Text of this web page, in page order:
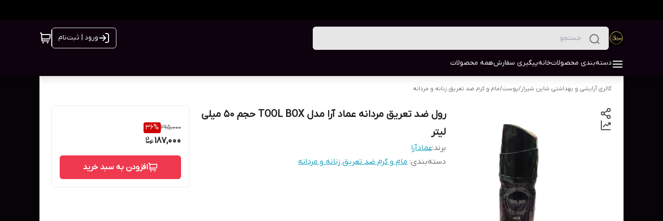
ورود | ثبت‌نام
دسته‌بندی محصولاتخانهپیگیری سفارشهمه محصولات
گالری آرایشی و بهداشتی شاین شیراز/پوست/مام و کرم ضد تعریق زنانه و مردانه
رول ضد تعریق مردانه عماد آرا مدل TOOL BOX حجم 50 میلی
لیتر
برند:عمادآرا
دسته‌بندی: مام و کرم ضد تعریق زنانه و مردانه
295,000
36%
187,000
افزودن به سبد خرید